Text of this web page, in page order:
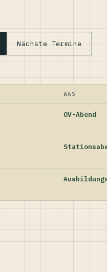
Nächste Termine
WAS
OV-Abend